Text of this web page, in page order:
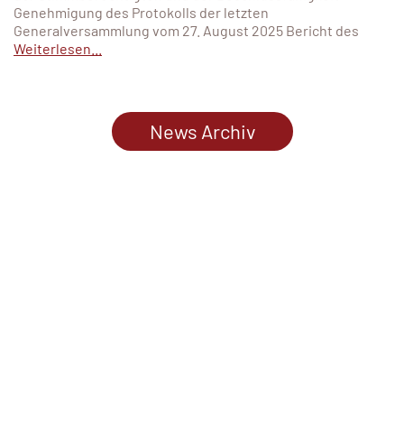
Genehmigung des Protokolls der letzten
Generalversammlung vom 27. August 2025 Bericht des
Weiterlesen...
News Archiv